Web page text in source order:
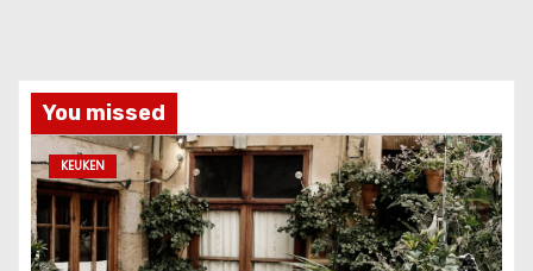
You missed
KEUKEN